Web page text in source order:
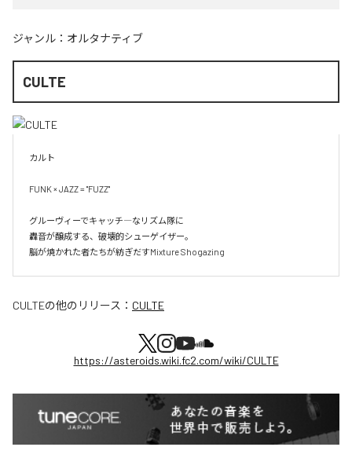
ジャンル： オルタナティブ
CULTE
カルト
FUNK × JAZZ = "FUZZ"
グルーヴィーでキャッチ―なリズム隊に
轟音が醸成する、破壊的シューゲイザー。
脳が焼かれた者たちが紡ぎだすMixture Shogazing
CULTEの他のリリース： CULTE
https://asteroids.wiki.fc2.com/wiki/CULTE